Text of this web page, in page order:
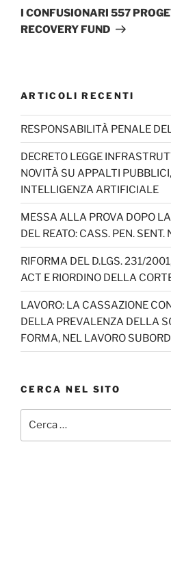
successivo
I CONFUSIONARI 557
RECOVERY FUND
ARTICOLI RECENTI
RESPONSABILITÀ PENALE
DECRETO LEGGE
NOVITÀ SU APPALTI
INTELLIGENZA ARTIFICIALE
MESSA ALLA PROVA DOPO
DEL REATO: CASS. PEN.
RIFORMA DEL D.LGS. 231/
ACT E RIORDINO DELLA
LAVORO: LA CASSAZIONE
DELLA PREVALENZA DELLA
FORMA, NEL LAVORO
CERCA NEL SITO